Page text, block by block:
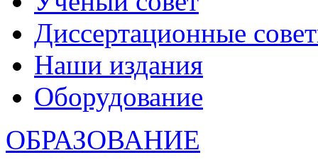
Диссертационные
Наши издания
Оборудование
ОБРАЗОВАНИЕ